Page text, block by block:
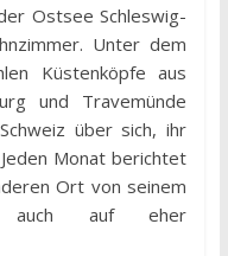
Ostsee Schleswig-
Unter dem
Küstenköpfe aus
und Travemünde
über sich, ihr
Monat berichtet
Ort von seinem
auch auf eher